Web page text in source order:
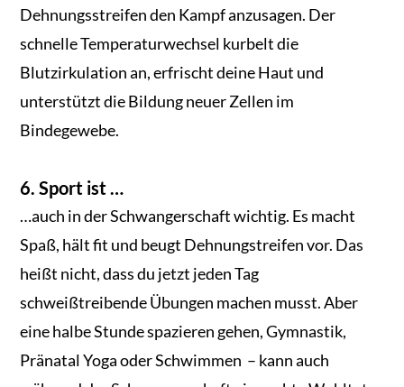
Dehnungsstreifen den Kampf anzusagen. Der
schnelle Temperaturwechsel kurbelt die
Blutzirkulation an, erfrischt deine Haut und
unterstützt die Bildung neuer Zellen im
Bindegewebe.
6. Sport ist …
…auch in der Schwangerschaft wichtig. Es macht
Spaß, hält fit und beugt Dehnungstreifen vor. Das
heißt nicht, dass du jetzt jeden Tag
schweißtreibende Übungen machen musst. Aber
eine halbe Stunde spazieren gehen, Gymnastik,
Pränatal Yoga oder Schwimmen – kann auch